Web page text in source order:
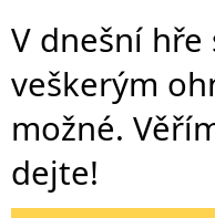
V dnešní
veškerým
možné.
dejte!